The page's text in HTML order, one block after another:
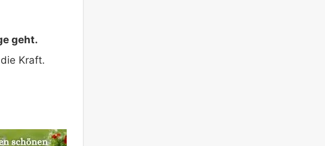
geht.
Kraft.